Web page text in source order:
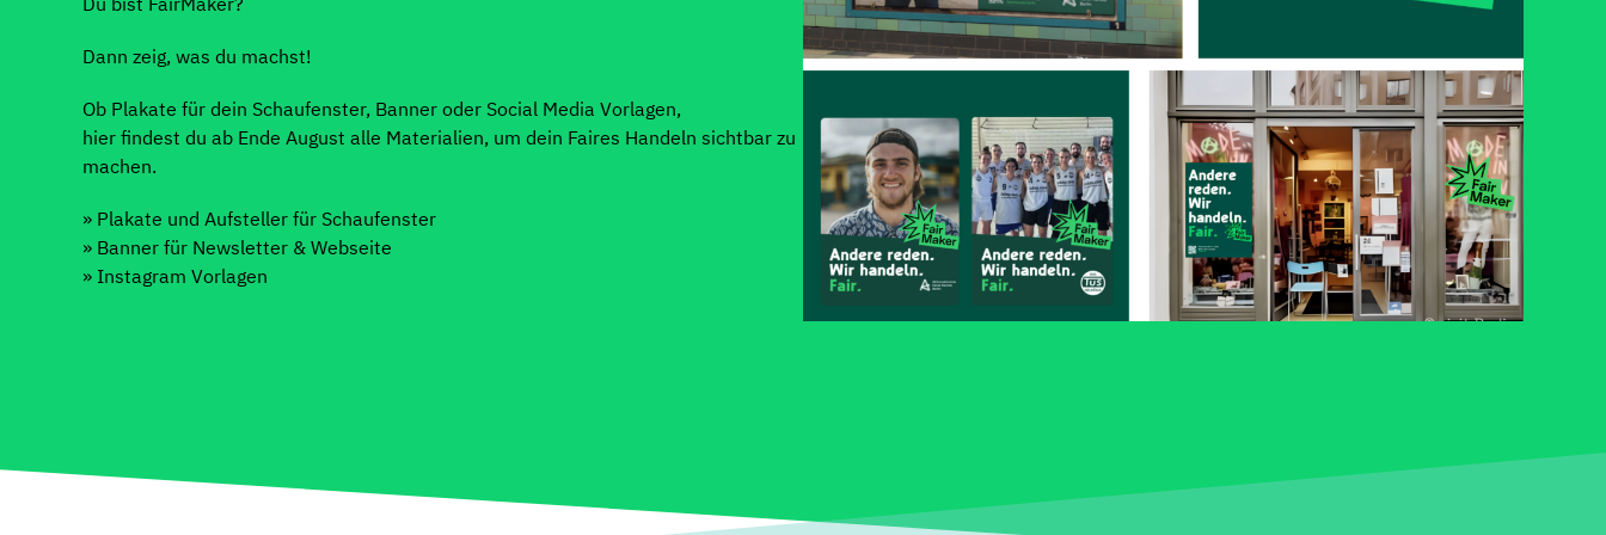
Dann zeig, was du machst!
Ob Plakate für dein Schaufenster, Banner oder Social Media Vorlagen,
hier findest du ab Ende August alle Materialien, um dein Faires Handeln sichtbar zu
machen.
» Plakate und Aufsteller für Schaufenster
» Banner für Newsletter & Webseite
» Instagram Vorlagen